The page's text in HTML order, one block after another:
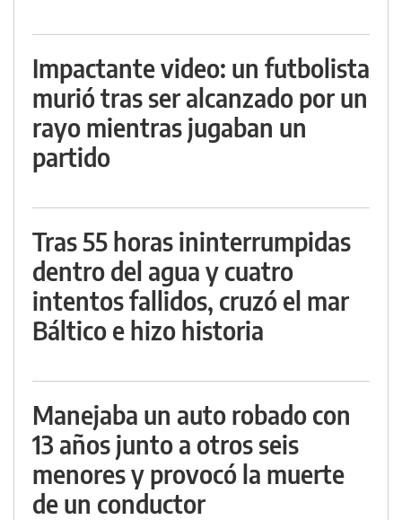
Impactante video: un futbolista
murió tras ser alcanzado por un
rayo mientras jugaban un
partido
Tras 55 horas ininterrumpidas
dentro del agua y cuatro
intentos fallidos, cruzó el mar
Báltico e hizo historia
Manejaba un auto robado con
13 años junto a otros seis
menores y provocó la muerte
de un conductor